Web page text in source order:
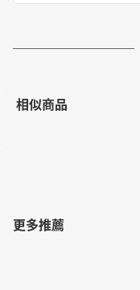
相似商品
更多推薦